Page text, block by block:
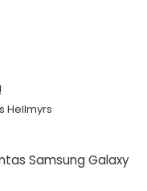
Hellmyrs
Samsung Galaxy